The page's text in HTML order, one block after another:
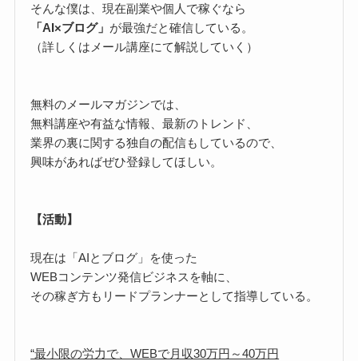
そんな僕は、現在副業や個人で稼ぐなら
「AI×ブログ」 が最強だと確信している。
（詳しくはメール講座にて解説していく）
無料のメールマガジンでは、
無料講座や有益な情報、最新のトレンド、
業界の裏に関する独自の配信もしているので、
興味があればぜひ登録してほしい。
【活動】
現在は「AIとブログ」を使った
WEBコンテンツ発信ビジネスを軸に、
その稼ぎ方もリードプランナーとして指導している。
“最小限の労力で、WEBで月収30万円～40万円